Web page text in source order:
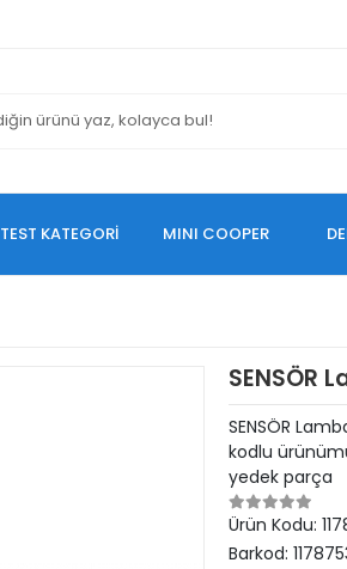
TEST KATEGORİ MINI COOPER
SENSÖR
SENSÖR
kodlu
yedek parça
Ürün Kodu:
Barkod: